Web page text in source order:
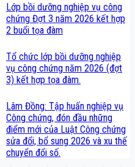
Lớp bồi dưỡng nghiệp vụ công
chứng Đợt 3 năm 2026 kết hợp
2 buổi tọa đàm
Tổ chức lớp bồi dưỡng nghiệp
vụ công chứng năm 2026 (đợt
3) kết hợp tọa đàm.
Lâm Đồng: Tập huấn nghiệp vụ
Công chứng, đón đầu những
điểm mới của Luật Công chứng
sửa đổi, bổ sung 2026 và xu thế
chuyển đổi số.